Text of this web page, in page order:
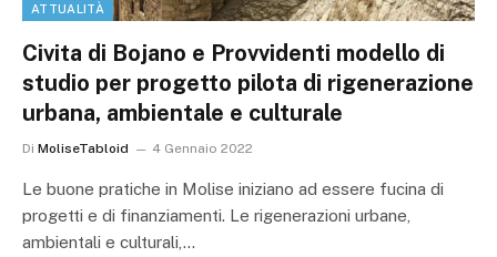
ATTUALITÀ
Civita di Bojano e Provvidenti modello di
studio per progetto pilota di rigenerazione
urbana, ambientale e culturale
Di MoliseTabloid 4 Gennaio 2022
Le buone pratiche in Molise iniziano ad essere fucina di
progetti e di finanziamenti. Le rigenerazioni urbane,
ambientali e culturali,…